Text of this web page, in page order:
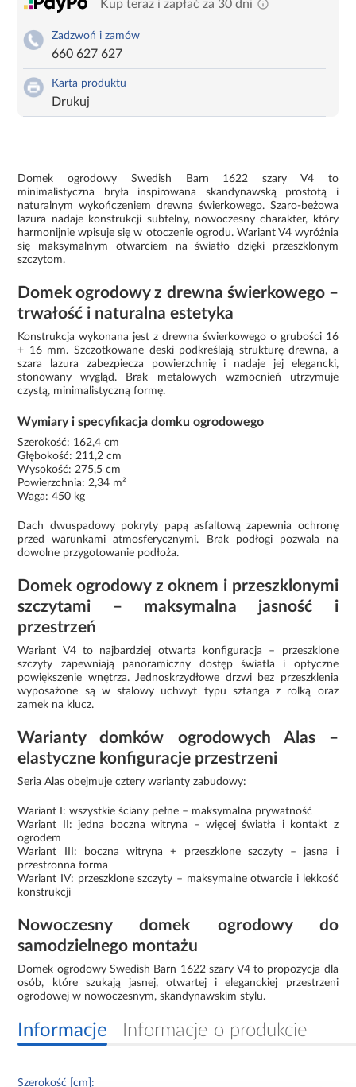
Kup teraz i zapłać za 30 dni
Zadzwoń i zamów
660 627 627
Karta produktu
Drukuj
Domek ogrodowy Swedish Barn 1622 szary V4 to
minimalistyczna bryła inspirowana skandynawską prostotą i
naturalnym wykończeniem drewna świerkowego. Szaro-beżowa
lazura nadaje konstrukcji subtelny, nowoczesny charakter, który
harmonijnie wpisuje się w otoczenie ogrodu. Wariant V4 wyróżnia
się maksymalnym otwarciem na światło dzięki przeszklonym
szczytom.
Domek ogrodowy z drewna świerkowego –
trwałość i naturalna estetyka
Konstrukcja wykonana jest z drewna świerkowego o grubości 16
+ 16 mm. Szczotkowane deski podkreślają strukturę drewna, a
szara lazura zabezpiecza powierzchnię i nadaje jej elegancki,
stonowany wygląd. Brak metalowych wzmocnień utrzymuje
czystą, minimalistyczną formę.
Wymiary i specyfikacja domku ogrodowego
Szerokość: 162,4 cm
Głębokość: 211,2 cm
Wysokość: 275,5 cm
Powierzchnia: 2,34 m²
Waga: 450 kg
Dach dwuspadowy pokryty papą asfaltową zapewnia ochronę
przed warunkami atmosferycznymi. Brak podłogi pozwala na
dowolne przygotowanie podłoża.
Domek ogrodowy z oknem i przeszklonymi
szczytami – maksymalna jasność i
przestrzeń
Wariant V4 to najbardziej otwarta konfiguracja – przeszklone
szczyty zapewniają panoramiczny dostęp światła i optyczne
powiększenie wnętrza. Jednoskrzydłowe drzwi bez przeszklenia
wyposażone są w stalowy uchwyt typu sztanga z rolką oraz
zamek na klucz.
Warianty domków ogrodowych Alas –
elastyczne konfiguracje przestrzeni
Seria Alas obejmuje cztery warianty zabudowy:
Wariant I: wszystkie ściany pełne – maksymalna prywatność
Wariant II: jedna boczna witryna – więcej światła i kontakt z
ogrodem
Wariant III: boczna witryna + przeszklone szczyty – jasna i
przestronna forma
Wariant IV: przeszklone szczyty – maksymalne otwarcie i lekkość
konstrukcji
Nowoczesny domek ogrodowy do
samodzielnego montażu
Domek ogrodowy Swedish Barn 1622 szary V4 to propozycja dla
osób, które szukają jasnej, otwartej i eleganckiej przestrzeni
ogrodowej w nowoczesnym, skandynawskim stylu.
Informacje Informacje o produkcie
Szerokość [cm]: